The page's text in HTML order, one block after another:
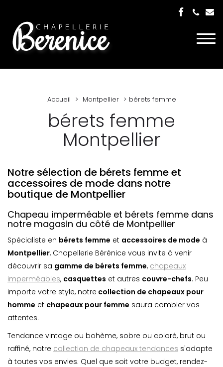
Accueil Montpellier bérets femme
bérets femme
Montpellier
Notre sélection de bérets femme et
accessoires de mode dans notre
boutique de Montpellier
Chapeau imperméable et bérets femme dans
notre magasin du côté de Montpellier
Spécialiste en bérets femme et accessoires de mode à
Montpellier, Chapellerie Bérénice vous invite à venir
découvrir sa gamme de bérets femme, chapeaux
imperméables, casquettes et autres couvre-chefs. Peu
importe votre style, notre collection de chapeaux pour
homme et chapeaux pour femme saura combler vos
attentes.
Tendance vintage ou bohème, sobre ou coloré, brut ou
raffiné, notre collection de chapeaux tendances s'adapte
à toutes vos envies. Quel que soit votre budget, rendez-